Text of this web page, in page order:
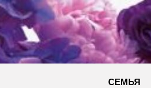
Перейти
содержимому
СЕМЬЯ